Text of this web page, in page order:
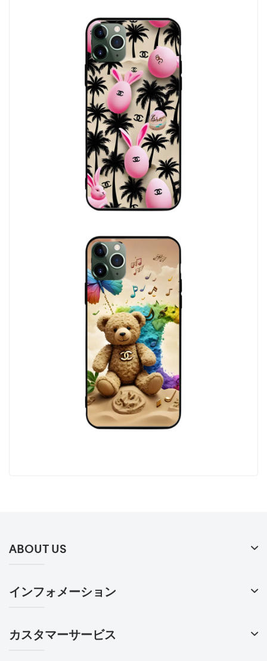
ABOUT US
インフォメーション
カスタマーサービス